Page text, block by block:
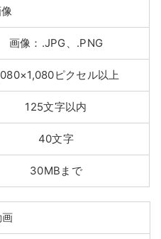
画像：.JPG、.PNG
ピクセル以上
125文字以内
40文字
30MBまで